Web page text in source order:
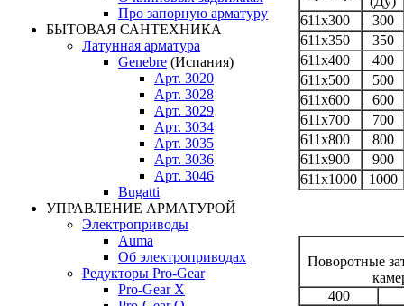
Про запорную арматуру
БЫТОВАЯ САНТЕХНИКА
Латунная арматура
Genebre (Испания)
Арт. 3020
Арт. 3028
Арт. 3029
Арт. 3034
Арт. 3035
Арт. 3036
Арт. 3046
Bugatti
УПРАВЛЕНИЕ АРМАТУРОЙ
Электроприводы
Auma
Об электроприводах
Редукторы Pro-Gear
Pro-Gear X
611x300
300
611x350
350
611x400
400
611x500
500
611x600
600
611x700
700
611x800
800
611x900
900
611x1000
1000
Поворотные
400